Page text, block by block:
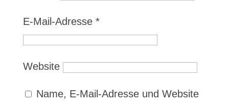
E-Mail-Adresse *
Website
Name, E-Mail-Adresse und Website